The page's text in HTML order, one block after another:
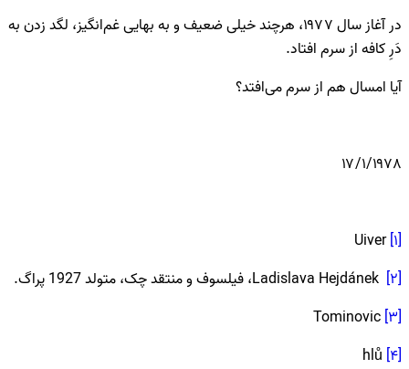
در آغاز سال ۱۹۷۷، هرچند خیلی ضعیف و به بهایی غم‌انگیز، لگد زدن به
دَرِ کافه از سرم افتاد.
آیا امسال هم از سرم می‌افتد؟
۱۷/۱/۱۹۷۸
[۱] Uiver
[۲]
[۳]
[۴]